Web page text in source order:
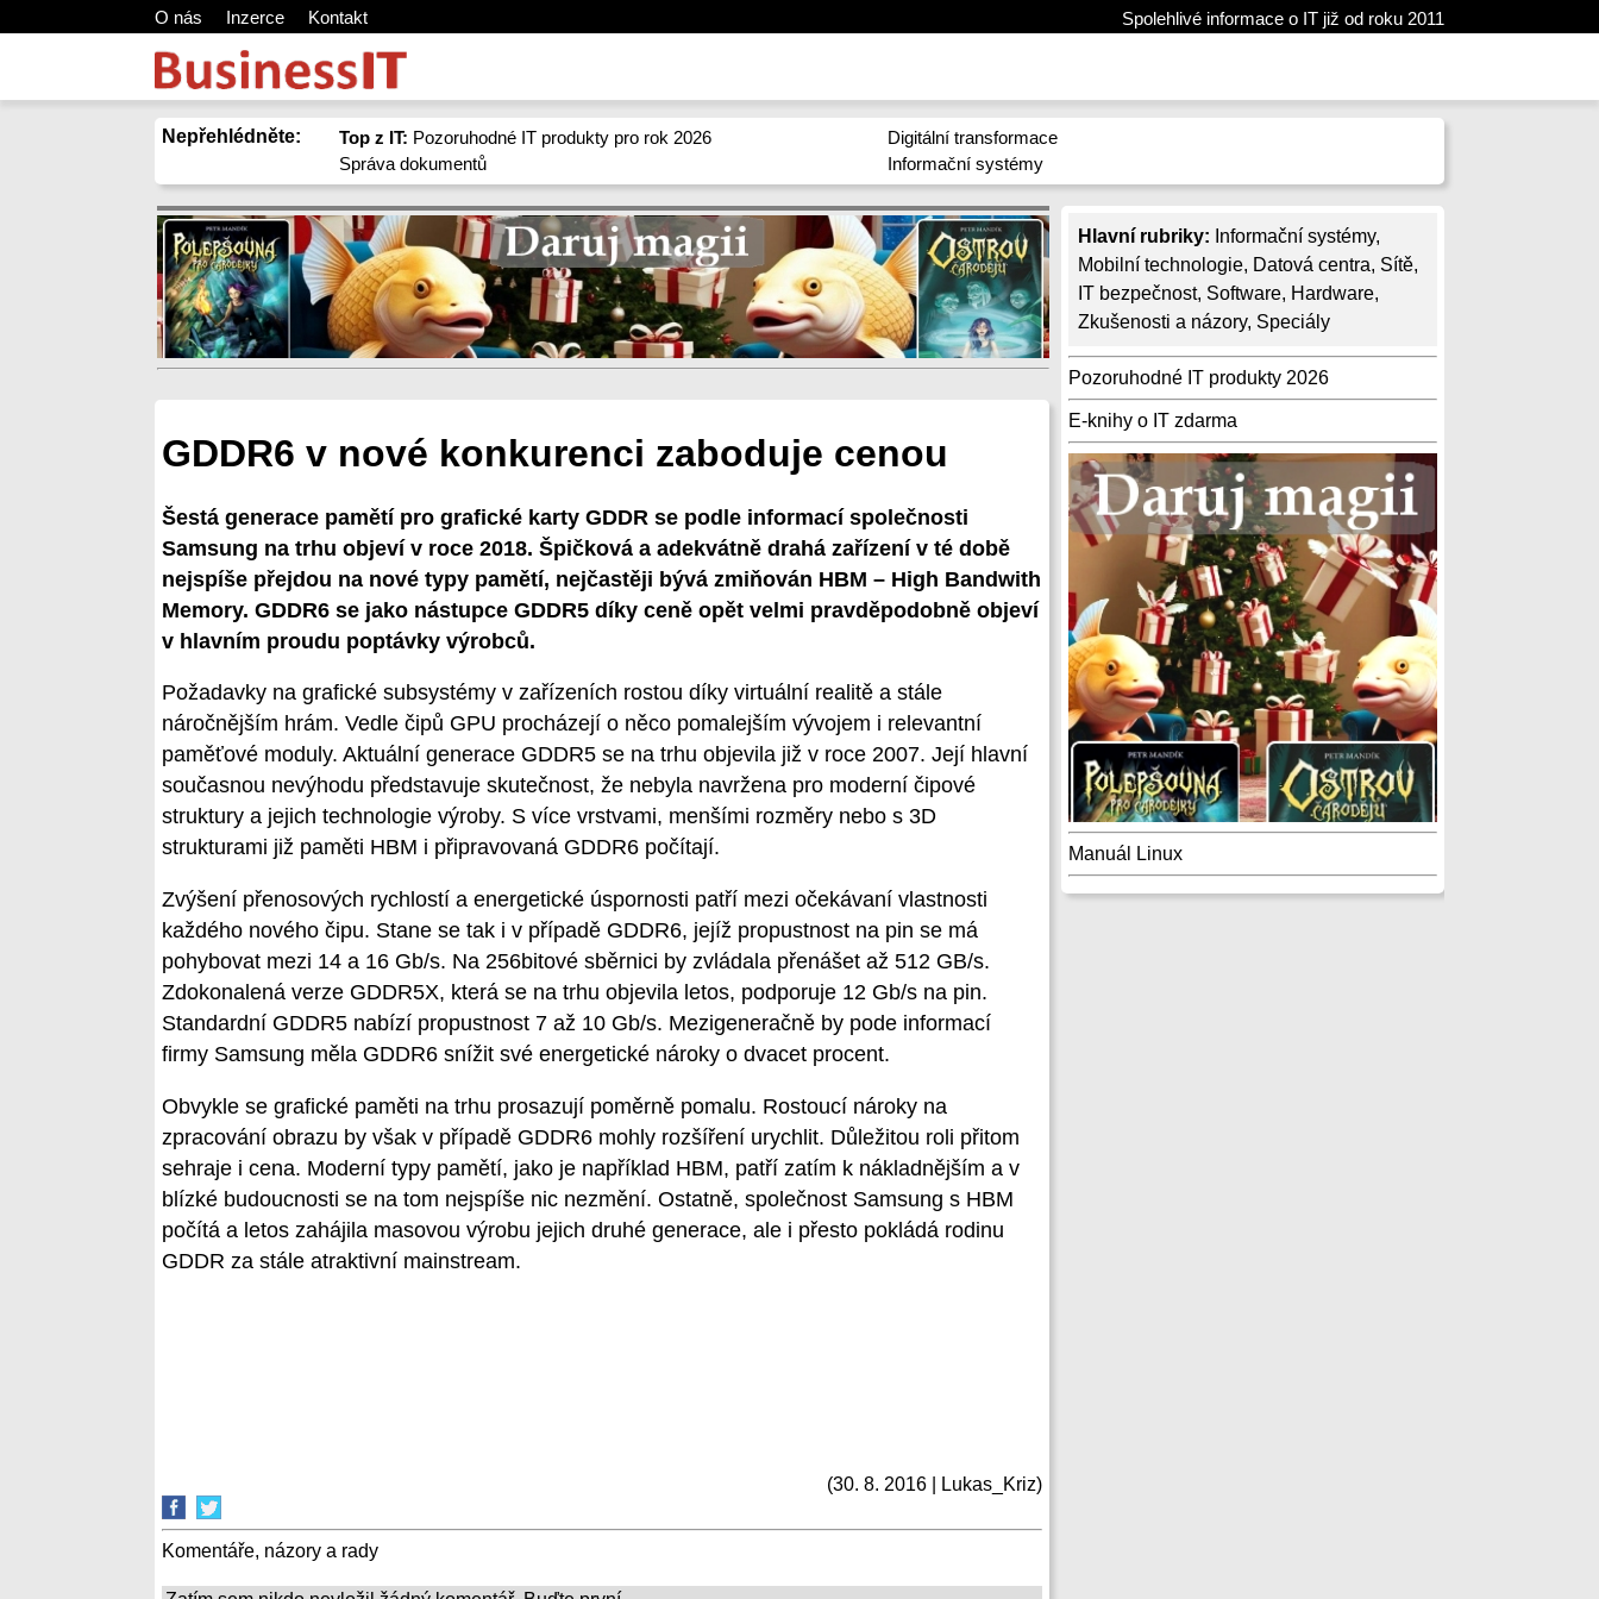
O nás Inzerce Kontakt Spolehlivé informace o IT již od roku 2011
Nepřehlédněte: Top z IT: Pozoruhodné IT produkty pro rok 2026
Správa dokumentů
Digitální transformace
Informační systémy
Hlavní rubriky: Informační systémy,
Mobilní technologie, Datová centra, Sítě,
IT bezpečnost, Software, Hardware,
Zkušenosti a názory, Speciály
Pozoruhodné IT produkty 2026
E-knihy o IT zdarma
Manuál Linux
GDDR6 v nové konkurenci zaboduje cenou
Šestá generace pamětí pro grafické karty GDDR se podle informací společnosti
Samsung na trhu objeví v roce 2018. Špičková a adekvátně drahá zařízení v té době
nejspíše přejdou na nové typy pamětí, nejčastěji bývá zmiňován HBM – High Bandwith
Memory. GDDR6 se jako nástupce GDDR5 díky ceně opět velmi pravděpodobně objeví
v hlavním proudu poptávky výrobců.
Požadavky na grafické subsystémy v zařízeních rostou díky virtuální realitě a stále
náročnějším hrám. Vedle čipů GPU procházejí o něco pomalejším vývojem i relevantní
paměťové moduly. Aktuální generace GDDR5 se na trhu objevila již v roce 2007. Její hlavní
současnou nevýhodu představuje skutečnost, že nebyla navržena pro moderní čipové
struktury a jejich technologie výroby. S více vrstvami, menšími rozměry nebo s 3D
strukturami již paměti HBM i připravovaná GDDR6 počítají.
Zvýšení přenosových rychlostí a energetické úspornosti patří mezi očekávaní vlastnosti
každého nového čipu. Stane se tak i v případě GDDR6, jejíž propustnost na pin se má
pohybovat mezi 14 a 16 Gb/s. Na 256bitové sběrnici by zvládala přenášet až 512 GB/s.
Zdokonalená verze GDDR5X, která se na trhu objevila letos, podporuje 12 Gb/s na pin.
Standardní GDDR5 nabízí propustnost 7 až 10 Gb/s. Mezigeneračně by pode informací
firmy Samsung měla GDDR6 snížit své energetické nároky o dvacet procent.
Obvykle se grafické paměti na trhu prosazují poměrně pomalu. Rostoucí nároky na
zpracování obrazu by však v případě GDDR6 mohly rozšíření urychlit. Důležitou roli přitom
sehraje i cena. Moderní typy pamětí, jako je například HBM, patří zatím k nákladnějším a v
blízké budoucnosti se na tom nejspíše nic nezmění. Ostatně, společnost Samsung s HBM
počítá a letos zahájila masovou výrobu jejich druhé generace, ale i přesto pokládá rodinu
GDDR za stále atraktivní mainstream.
(30. 8. 2016 | Lukas_Kriz)
Komentáře, názory a rady